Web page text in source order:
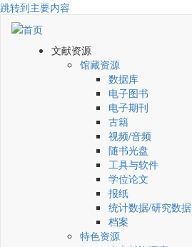
跳转到主要内容
文献资源
馆藏资源
数据库
电子图书
电子期刊
古籍
视频/音频
随书光盘
工具与软件
学位论文
报纸
统计数据/研究数据
档案
特色资源